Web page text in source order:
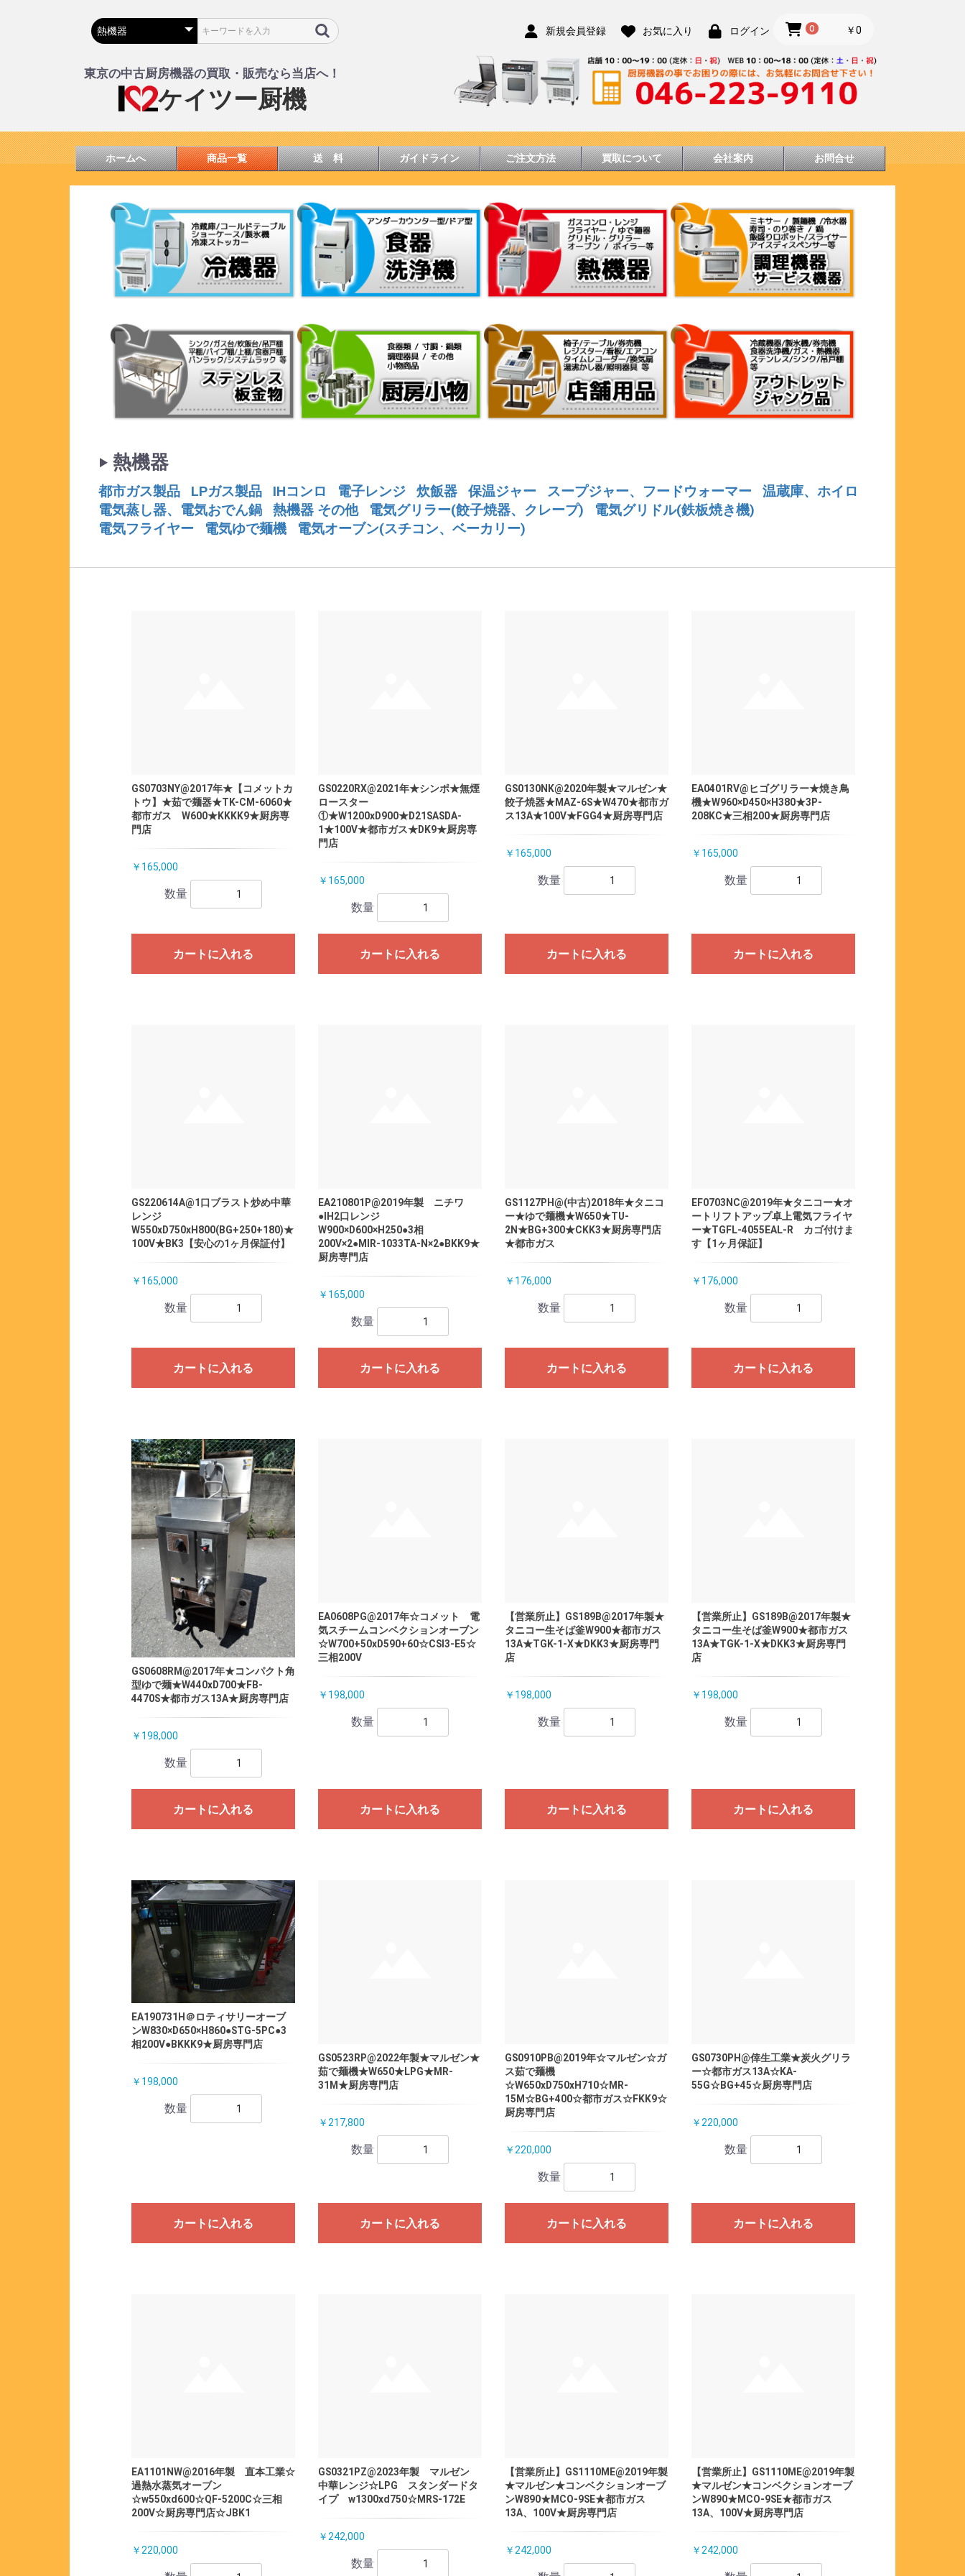
新規会員登録 お気に入り ログイン 0 ￥0
東京の中古厨房機器の買取・販売なら当店へ！
ケイツー厨機
ホームへ 商品一覧 送 料 ガイドライン ご注文方法 買取について 会社案内 お問合せ
‣ 熱機器
都市ガス製品 LPガス製品 IHコンロ 電子レンジ 炊飯器 保温ジャー スープジャー、フードウォーマー
温蔵庫、ホイロ
電気蒸し器、電気おでん鍋
熱機器 その他 電気グリラー(餃子焼器、クレープ)
電気グリドル(鉄板焼き機)
電気フライヤー
電気ゆで麺機 電気オーブン(スチコン、ベーカリー)
GS0703NY@2017年★【コメットカ
トウ】★茹で麺器★TK-CM-6060★
都市ガス W600★KKKK9★厨房専
門店
￥165,000
数量
カートに入れる
GS0220RX@2021年★シンポ★無煙
ロースター
①★W1200xD900★D21SASDA-
1★100V★都市ガス★DK9★厨房専
門店
￥165,000
数量
カートに入れる
GS0130NK@2020年製★マルゼン★
餃子焼器★MAZ-6S★W470★都市ガ
ス13A★100V★FGG4★厨房専門店
￥165,000
数量
カートに入れる
EA0401RV@ヒゴグリラー★焼き鳥
機★W960×D450×H380★3P-
208KC★三相200★厨房専門店
￥165,000
数量
カートに入れる
GS220614A@1口ブラスト炒め中華
レンジ
W550xD750xH800(BG+250+180)★
100V★BK3【安心の1ヶ月保証付】
￥165,000
数量
カートに入れる
EA210801P@2019年製 ニチワ
●IH2口レンジ
W900×D600×H250●3相
200V×2●MIR-1033TA-N×2●BKK9★
厨房専門店
￥165,000
数量
カートに入れる
GS1127PH@(中古)2018年★タニコ
ー★ゆで麺機★W650★TU-
2N★BG+300★CKK3★厨房専門店
★都市ガス
￥176,000
数量
カートに入れる
EF0703NC@2019年★タニコー★オ
ートリフトアップ卓上電気フライヤ
ー★TGFL-4055EAL-R カゴ付けま
す【1ヶ月保証】
￥176,000
数量
カートに入れる
GS0608RM@2017年★コンパクト角
型ゆで麺★W440xD700★FB-
4470S★都市ガス13A★厨房専門店
￥198,000
数量
カートに入れる
EA0608PG@2017年☆コメット 電
気スチームコンベクションオーブン
☆W700+50xD590+60☆CSI3-E5☆
三相200V
￥198,000
数量
カートに入れる
【営業所止】GS189B@2017年製★
タニコー生そば釜W900★都市ガス
13A★TGK-1-X★DKK3★厨房専門
店
￥198,000
数量
カートに入れる
【営業所止】GS189B@2017年製★
タニコー生そば釜W900★都市ガス
13A★TGK-1-X★DKK3★厨房専門
店
￥198,000
数量
カートに入れる
EA190731H＠ロティサリーオーブ
ンW830×D650×H860●STG-5PC●3
相200V●BKKK9★厨房専門店
￥198,000
数量
カートに入れる
GS0523RP@2022年製★マルゼン★
茹で麺機★W650★LPG★MR-
31M★厨房専門店
￥217,800
数量
カートに入れる
GS0910PB@2019年☆マルゼン☆ガ
ス茹で麺機
☆W650xD750xH710☆MR-
15M☆BG+400☆都市ガス☆FKK9☆
厨房専門店
￥220,000
数量
カートに入れる
GS0730PH@倖生工業★炭火グリラ
ー☆都市ガス13A☆KA-
55G☆BG+45☆厨房専門店
￥220,000
数量
カートに入れる
EA1101NW@2016年製 直本工業☆
過熱水蒸気オーブン
☆w550xd600☆QF-5200C☆三相
200V☆厨房専門店☆JBK1
￥220,000
GS0321PZ@2023年製 マルゼン
中華レンジ☆LPG スタンダードタ
イプ w1300xd750☆MRS-172E
￥242,000
数量
【営業所止】GS1110ME@2019年製
★マルゼン★コンベクションオーブ
ンW890★MCO-9SE★都市ガス
13A、100V★厨房専門店
￥242,000
【営業所止】GS1110ME@2019年製
★マルゼン★コンベクションオーブ
ンW890★MCO-9SE★都市ガス
13A、100V★厨房専門店
￥242,000